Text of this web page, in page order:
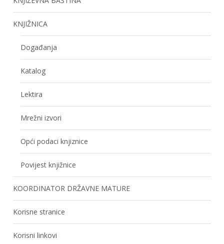
KNJIŽNICA
Događanja
Katalog
Lektira
Mrežni izvori
Opći podaci knjiznice
Povijest knjižnice
KOORDINATOR DRŽAVNE MATURE
Korisne stranice
Korisni linkovi